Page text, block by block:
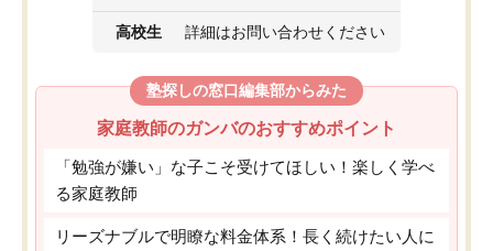
高校生 詳細はお問い合わせください
塾探しの窓口編集部からみた
家庭教師のガンバのおすすめポイント
「勉強が嫌い」な子こそ受けてほしい！楽しく学べ
る家庭教師
リーズナブルで明瞭な料金体系！長く続けたい人に